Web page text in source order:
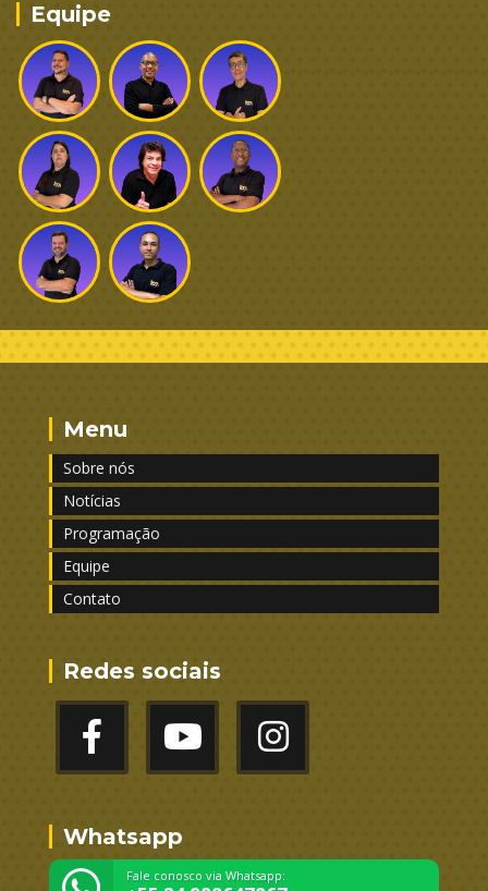
Equipe
Menu
Sobre nós
Notícias
Programação
Equipe
Contato
Redes sociais
Whatsapp
Fale conosco via Whatsapp: